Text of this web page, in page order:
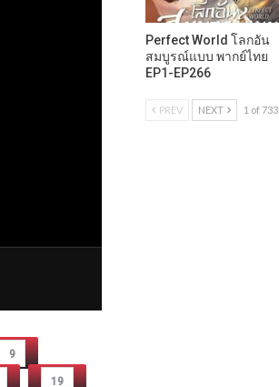
9
19
Perfect World โลกอัน
สมบูรณ์แบบ พากย์ไทย
EP1-EP266
PREV NEXT 1 of 733